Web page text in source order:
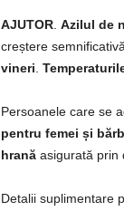
AJUTOR. Azilul de
creștere
vineri
Persoanele care se
pentru femei și
hranăasigurată prin
Detalii suplimentare